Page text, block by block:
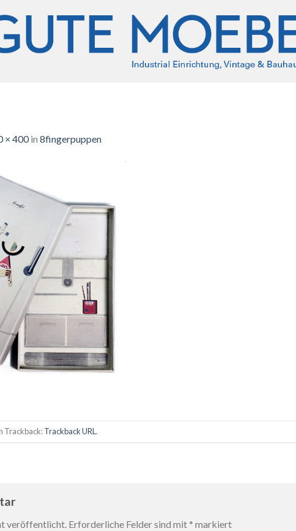
× 400in 8fingerpuppen
Trackback:Trackback URL .
veröffentlicht. Erforderliche Felder sind mit * markiert